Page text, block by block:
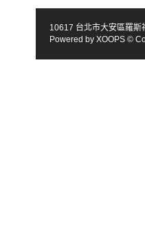
10617 台北市大安區羅
Powered by XOOPS ©